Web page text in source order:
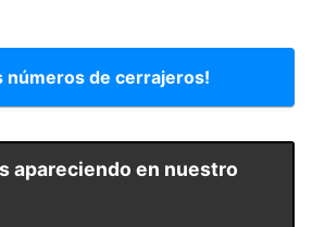
números de cerrajeros!
apareciendo en nuestro